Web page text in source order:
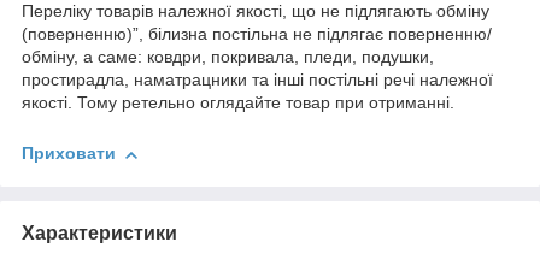
Переліку товарів належної якості, що не підлягають обміну
(поверненню)”, білизна постільна не підлягає поверненню/
обміну, а саме: ковдри, покривала, пледи, подушки,
простирадла, наматрацники та інші постільні речі належної
якості. Тому ретельно оглядайте товар при отриманні.
Приховати
Характеристики